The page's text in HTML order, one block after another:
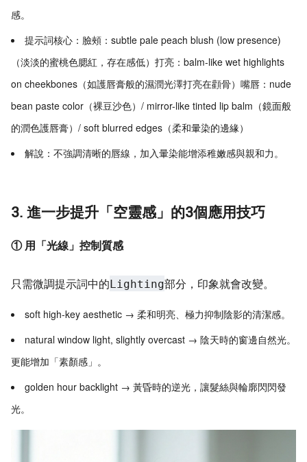
感。
提示詞核心：臉頰：subtle pale peach blush (low presence)
（淡淡的蜜桃色腮紅，存在感低）打亮：balm-like wet highlights
on cheekbones（如護唇膏般的濕潤光澤打亮在顴骨）嘴唇：nude
bean paste color（裸豆沙色）/ mirror-like tinted lip balm（鏡面般
的潤色護唇膏）/ soft blurred edges（柔和暈染的邊緣）
解說：不強調清晰的唇線，加入暈染能增添稚嫩感與親和力。
3. 進一步提升「空靈感」的3個應用技巧
① 用「光線」控制質感
只需微調提示詞中的Lighting部分，印象就會改變。
soft high-key aesthetic → 柔和明亮、極力抑制陰影的清潔感。
natural window light, slightly overcast → 陰天時的窗邊自然光。
更能增加「素顏感」。
golden hour backlight → 黃昏時的逆光，讓髮絲與輪廓閃閃發
光。